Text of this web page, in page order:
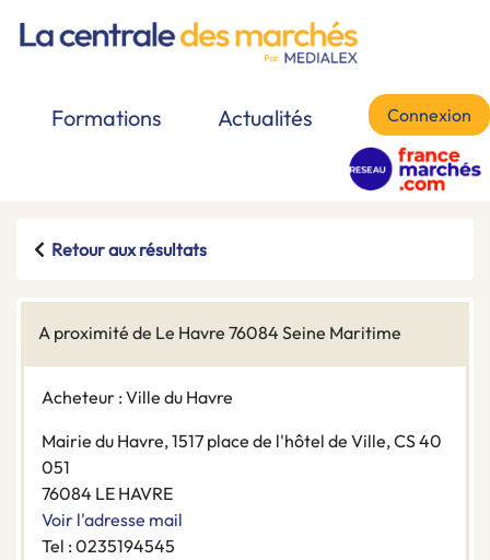
Formations Actualités Connexion
Retour aux résultats
A proximité de Le Havre 76084 Seine Maritime
Acheteur : Ville du Havre
Mairie du Havre, 1517 place de l'hôtel de Ville, CS 40
051
76084 LE HAVRE
Voir l'adresse mail
Tel : 0235194545